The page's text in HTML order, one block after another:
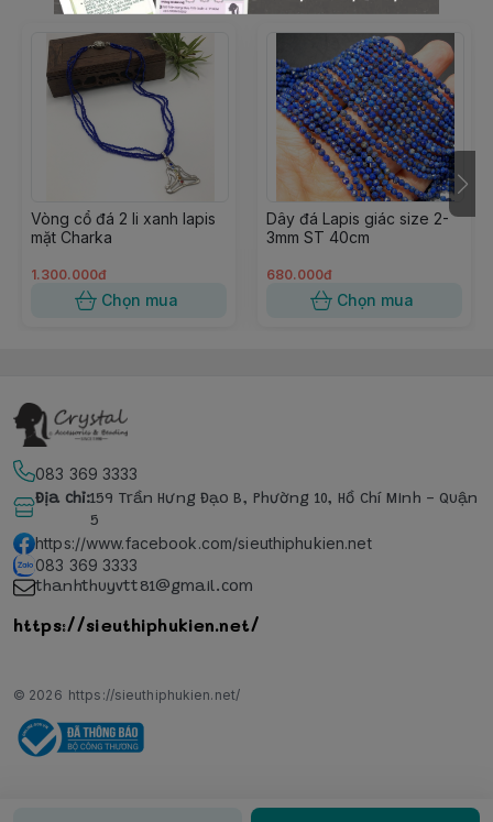
Vòng cổ đá 2 li xanh lapis
mặt Charka
1.300.000đ
Chọn mua
Dây đá Lapis giác size 2-
3mm ST 40cm
680.000đ
Chọn mua
083 369 3333
Địa chỉ:159 Trần Hưng Đạo B, Phường 10, Hồ Chí Minh - Quận
5
https://www.facebook.com/sieuthiphukien.net
083 369 3333
thanhthuyvtt81@gmail.com
https://sieuthiphukien.net/
© 2026 https://sieuthiphukien.net/